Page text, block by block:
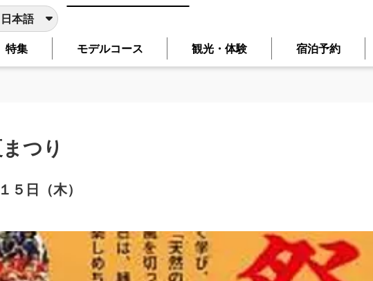
特集 モデルコース 観光・体験 宿泊予約
日本語
つり
５日（木）